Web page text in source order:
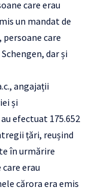
care erau
un mandat de
care
dar și
angajații
și
efectuat 175.652
țări, reușind
în urmărire
erau
cărora era emis